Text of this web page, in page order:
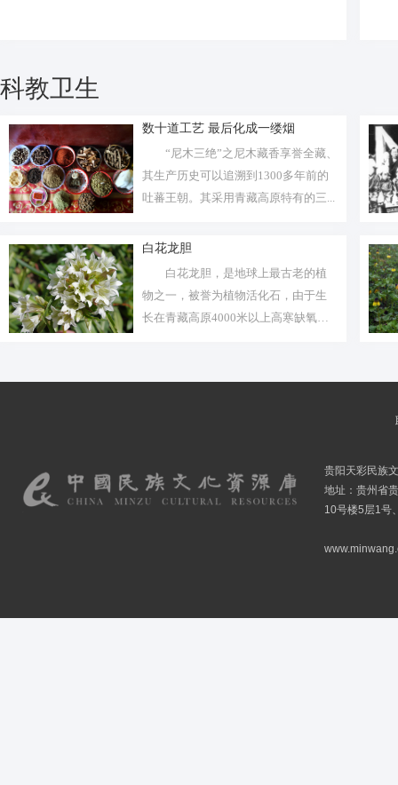
科教卫生
数十道工艺 最后化成一缕烟
“尼木三绝”之尼木藏香享誉全藏、
其生产历史可以追溯到1300多年前的
吐蕃王朝。其采用青藏高原特有的三...
白花龙胆
白花龙胆，是地球上最古老的植
物之一，被誉为植物活化石，由于生
长在青藏高原4000米以上高寒缺氧地
贵阳天彩民族
地址：贵州省
10号楼5层1号